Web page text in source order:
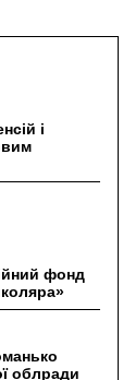
і
фонд
облради